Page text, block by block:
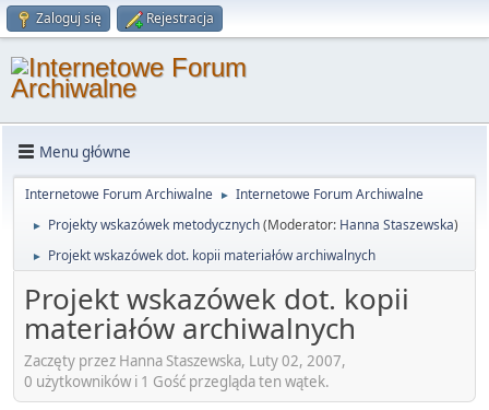
Zaloguj się Rejestracja
Menu główne
Internetowe Forum Archiwalne ► Internetowe Forum Archiwalne
► Projekty wskazówek metodycznych(Moderator: Hanna Staszewska)
► Projekt wskazówek dot. kopii materiałów archiwalnych
Projekt wskazówek dot. kopii
materiałów archiwalnych
Zaczęty przez Hanna Staszewska, Luty 02, 2007,
0 użytkowników i 1 Gość przegląda ten wątek.